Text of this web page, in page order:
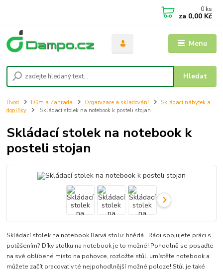
Menu
Hledat
0 ks
za 0,00 Kč
Úvod Dům a Zahrada Organizace a skladování
Skládací nábytek a
doplňky
Skládací stolek na notebook k posteli stojan
Skládací stolek na notebook k
posteli stojan
Skládací stolek na notebook Barvá stolu: hnědá Rádi spojujete práci s
potěšením? Díky stolku na notebook je to možné! Pohodlně se posaďte
na své oblíbené místo na pohovce, rozložte stůl, umístěte notebook a
můžete začít pracovat v té nejpohodlnější možné poloze! Stůl je také